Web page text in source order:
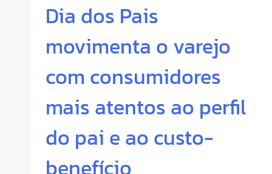
Dia dos Pais
movimenta o varejo
com consumidores
mais atentos ao perfil
do pai e ao custo-